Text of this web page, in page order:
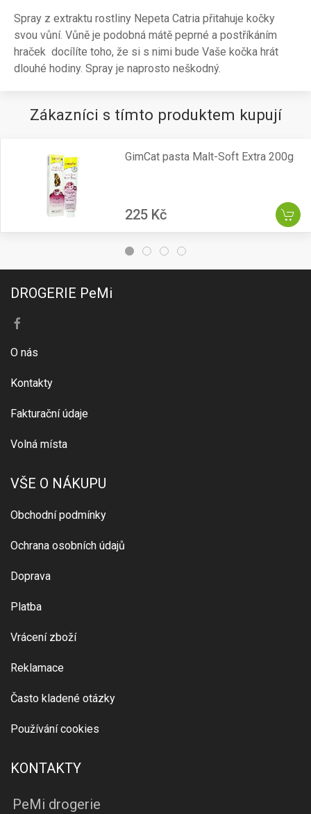
Spray z extraktu rostliny Nepeta Catria přitahuje kočky
svou vůní. Vůně je podobná mátě peprné a postříkáním
hraček docílíte toho, že si s nimi bude Vaše kočka hrát
dlouhé hodiny. Spray je naprosto neškodný.
Zákazníci s tímto produktem kupují
GimCat pasta Malt-Soft Extra 200g
225 Kč
DROGERIE PeMi
O nás
Kontakty
Fakturační údaje
Volná místa
VŠE O NÁKUPU
Obchodní podmínky
Ochrana osobních údajů
Doprava
Platba
Vrácení zboží
Reklamace
Často kladené otázky
Používání cookies
KONTAKTY
PeMi drogerie